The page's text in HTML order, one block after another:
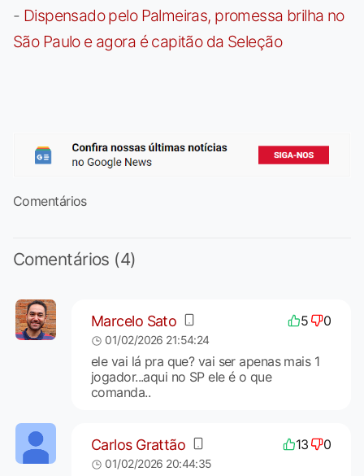
- Dispensado pelo Palmeiras, promessa brilha no
São Paulo e agora é capitão da Seleção
Comentários
Comentários (4)
Marcelo Sato 5 0
01/02/2026 21:54:24
ele vai lá pra que? vai ser apenas mais 1
jogador...aqui no SP ele é o que
comanda..
Carlos Grattão 13 0
01/02/2026 20:44:35